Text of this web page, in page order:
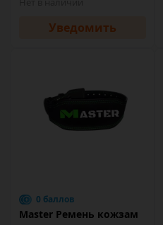
Уведомить
0 баллов
Master Ремень кожзам